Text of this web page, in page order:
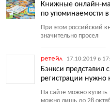
Книжные онлайн-
по упоминаемости в
При этом российский
значительно просел
ретейл 17.10.2019 в
Бэнкси представил
регистрации нужно
На сайте можно купить